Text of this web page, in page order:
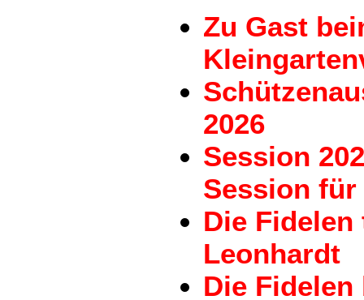
Zu Gast
2026
Session
Session
Die
Leonhardt
Die